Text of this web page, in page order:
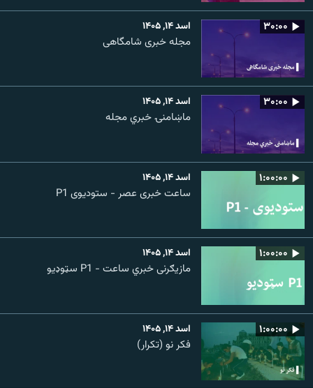
۳۰:۰۰ اسد ۱۴, ۱۴۰۵
مجله خبری شامگاهی
۳۰:۰۰ اسد ۱۴, ۱۴۰۵
ماښامنۍ خبري مجله
۱:۰۰:۰۰ اسد ۱۴, ۱۴۰۵
ساعت خبری عصر - ستودیوی P1
۱:۰۰:۰۰ اسد ۱۴, ۱۴۰۵
مازیګرنی خبري ساعت - P1 سټوډیو
۱:۰۰:۰۰ اسد ۱۴, ۱۴۰۵
فکر نو (تکرار)